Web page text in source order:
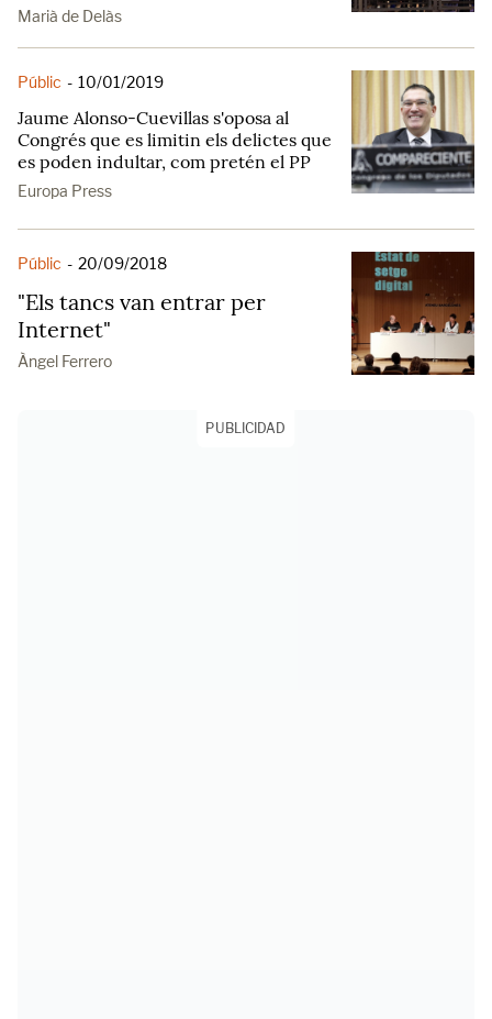
Marià de Delàs
Públic - 10/01/2019
Jaume Alonso-Cuevillas s'oposa al
Congrés que es limitin els delictes que
es poden indultar, com pretén el PP
Europa Press
Públic - 20/09/2018
"Els tancs van entrar per
Internet"
Àngel Ferrero
PUBLICIDAD